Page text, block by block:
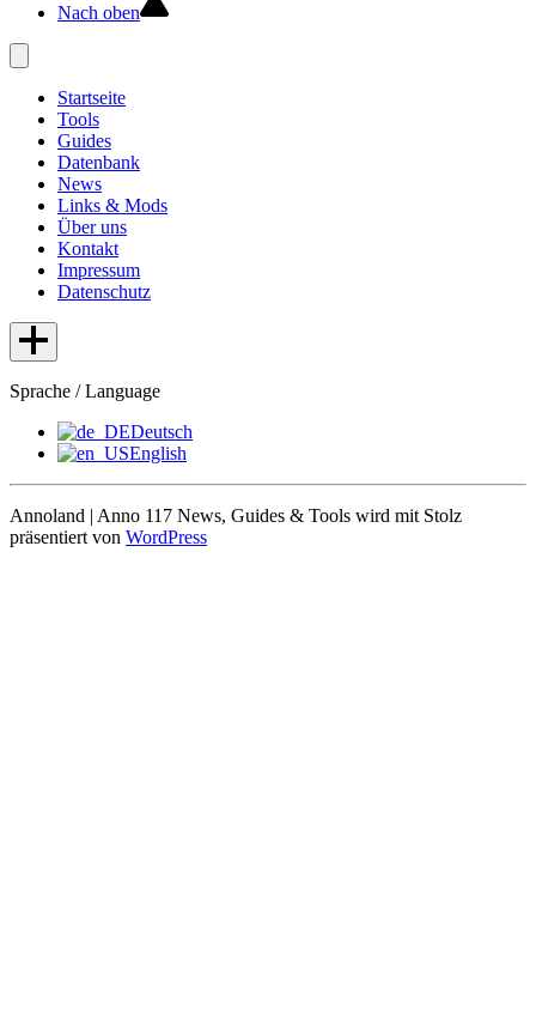
Nach oben
Startseite
Tools
Guides
Datenbank
News
Links & Mods
Über uns
Kontakt
Impressum
Datenschutz
Sprache / Language
Deutsch
English
Annoland | Anno 117 News, Guides & Tools wird mit Stolz
präsentiert von WordPress